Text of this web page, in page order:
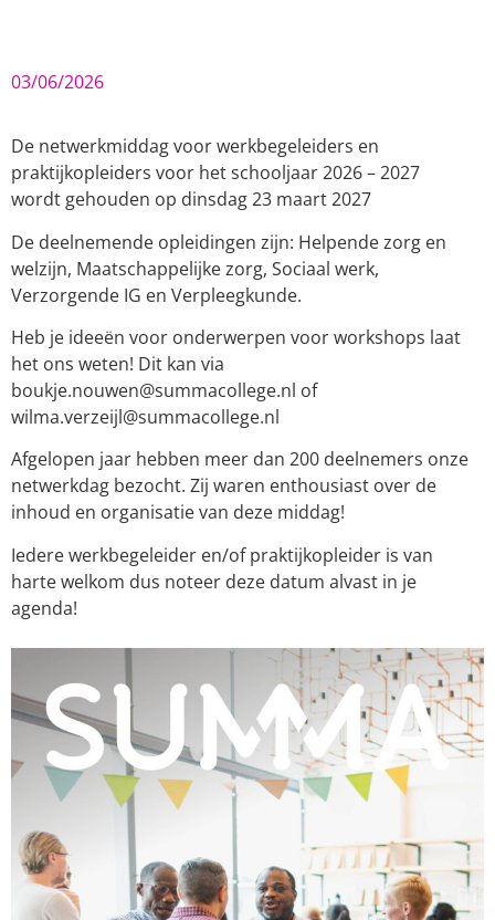
03/06/2026
De netwerkmiddag voor werkbegeleiders en
praktijkopleiders voor het schooljaar 2026 – 2027
wordt gehouden op dinsdag 23 maart 2027
De deelnemende opleidingen zijn: Helpende zorg en
welzijn, Maatschappelijke zorg, Sociaal werk,
Verzorgende IG en Verpleegkunde.
Heb je ideeën voor onderwerpen voor workshops laat
het ons weten! Dit kan via
boukje.nouwen@summacollege.nl of
wilma.verzeijl@summacollege.nl
Afgelopen jaar hebben meer dan 200 deelnemers onze
netwerkdag bezocht. Zij waren enthousiast over de
inhoud en organisatie van deze middag!
Iedere werkbegeleider en/of praktijkopleider is van
harte welkom dus noteer deze datum alvast in je
agenda!